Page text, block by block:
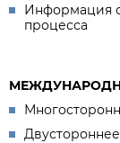
Информация о
процесса